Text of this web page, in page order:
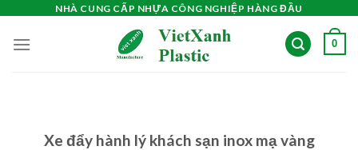
content
NHÀ CUNG CẤP NHỰA CÔNG NGHIỆP HÀNG ĐẦU
0
Xe đẩy hành lý khách sạn inox mạ vàng